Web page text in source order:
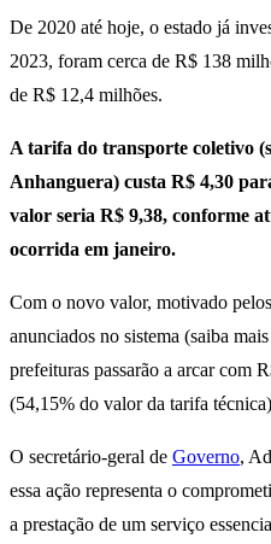
De 2020 até hoje, o estado já
2023, foram cerca de R$ 138
de R$ 12,4 milhões.
A tarifa do transporte coletivo
Anhanguera) custa R$ 4,30
valor seria R$ 9,38, conforme
ocorrida em janeiro.
Com o novo valor, motivado
anunciados no sistema (saiba
prefeituras passarão a arcar com
(54,15% do valor da tarifa
O secretário-geral de Governo,
essa ação representa o
a prestação de um serviço